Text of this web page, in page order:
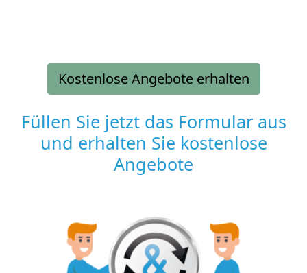
Kostenlose Angebote erhalten
Füllen Sie jetzt das Formular aus
und erhalten Sie kostenlose
Angebote